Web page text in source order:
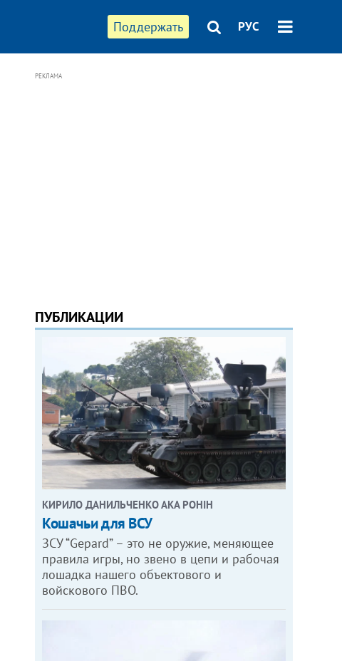
Поддержать РУС
РЕКЛАМА
ПУБЛИКАЦИИ
КИРИЛО ДАНИЛЬЧЕНКО АКА РОНІН
Кошачьи для ВСУ
ЗСУ “Gepard” – это не оружие, меняющее
правила игры, но звено в цепи и рабочая
лошадка нашего объектового и
войскового ПВО.